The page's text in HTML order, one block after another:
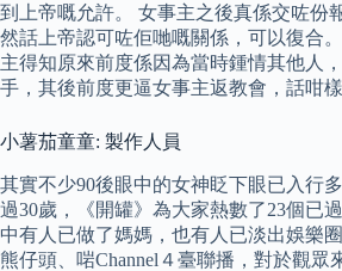
到上帝嘅允許。 女事主之後真係交咗份
然話上帝認可咗佢哋嘅關係，可以復合
主得知原來前度係因為當時鍾情其他人
手，其後前度更逼女事主返教會，話咁
小薯茄童童: 製作人員
其實不少90後眼中的女神眨下眼已入行
過30歲，《開罐》為大家熱數了23個已
中有人已做了媽媽，也有人已淡出娛樂
熊仔頭、啱Channel４臺聯播，對於觀眾